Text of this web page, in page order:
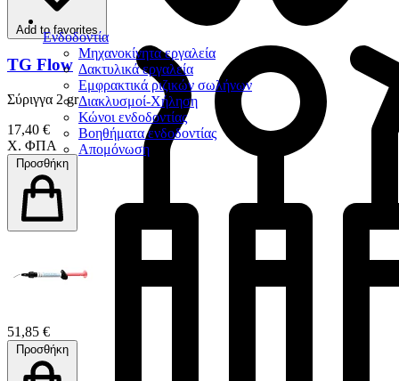
Ενδοδοντία
Μηχανοκίνητα εργαλεία
Δακτυλικά εργαλεία
Εμφρακτικά ριζικών σωλήνων
Διακλυσμοί-Χήληση
Κώνοι ενδοδοντίας
Βοηθήματα ενδοδοντίας
Απομόνωση
Add to favorites
TG Flow
Σύριγγα 2 gr
17,40 €
Χ. ΦΠΑ
Προσθήκη
51,85 €
Προσθήκη